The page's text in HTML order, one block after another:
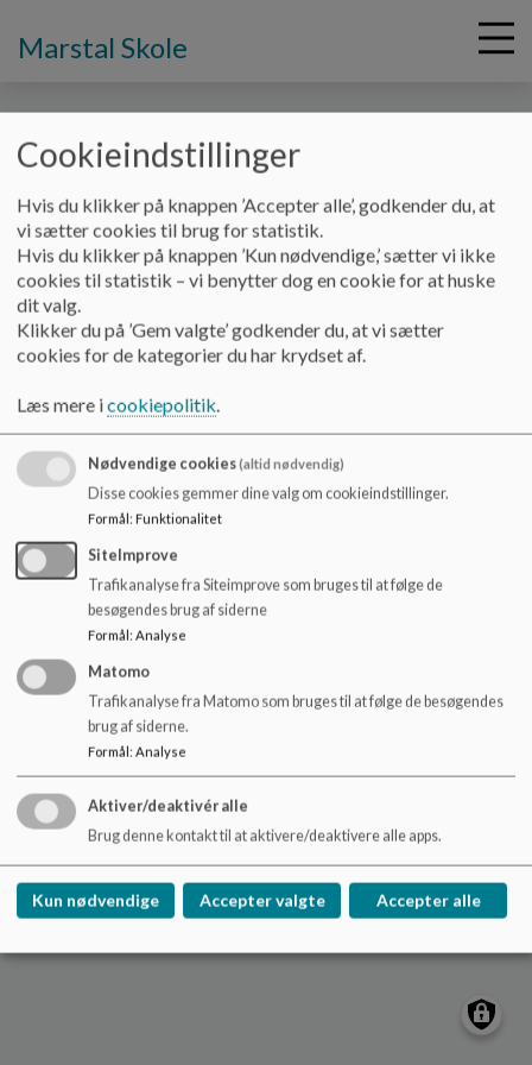
i
Marstal Skole
Vores skole Sådan klarer vi os
Sådan klarer vi os
karakterer
Marstal Skole
Halvejen 24, 5960 Marstal
marstalskole@aeroekommune.dk
+45 63526400
EAN NR. 5798007048075
Tilgængelighedserklæring
Sitemap
Cookie politik
Cookieindstillinger
Hvis du klikker på knappen ’Accepter alle’, godkender du, at
vi sætter cookies til brug for statistik.
Hvis du klikker på knappen ’Kun nødvendige,’ sætter vi ikke
cookies til statistik – vi benytter dog en cookie for at huske
dit valg.
Klikker du på ’Gem valgte’ godkender du, at vi sætter
cookies for de kategorier du har krydset af.
Læs mere icookiepolitik.
Nødvendige cookies(altid nødvendig)
Disse cookies gemmer dine valg om cookieindstillinger.
Formål: Funktionalitet
SiteImprove
Trafikanalyse fra Siteimprove som bruges til at følge de
besøgendes brug af siderne
Formål: Analyse
Matomo
Trafikanalyse fra Matomo som bruges til at følge de besøgendes
brug af siderne.
Formål: Analyse
Aktiver/deaktivér alle
Brug denne kontakt til at aktivere/deaktivere alle apps.
Kun nødvendige Accepter valgte Accepter alle